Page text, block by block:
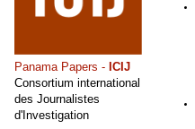
Panama Papers - ICIJ
Consortium international
des Journalistes
d'Investigation